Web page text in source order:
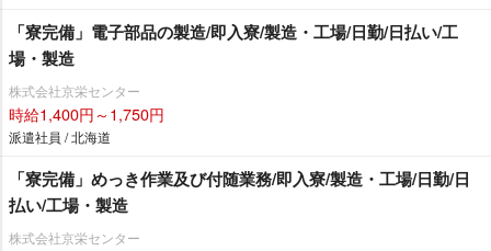
「寮完備」電子部品の製造/即入寮/製造・工場/日勤/日払い/工
場・製造
株式会社京栄センター
時給1,400円～1,750円
派遣社員 / 北海道
「寮完備」めっき作業及び付随業務/即入寮/製造・工場/日勤/日
払い/工場・製造
株式会社京栄センター